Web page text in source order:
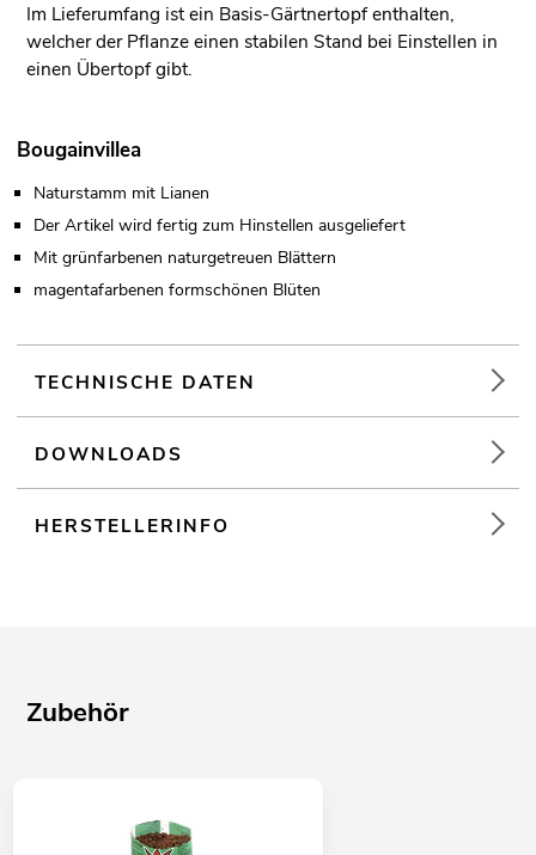
Im Lieferumfang ist ein Basis-Gärtnertopf enthalten,
welcher der Pflanze einen stabilen Stand bei Einstellen in
einen Übertopf gibt.
Bougainvillea
Naturstamm mit Lianen
Der Artikel wird fertig zum Hinstellen ausgeliefert
Mit grünfarbenen naturgetreuen Blättern
magentafarbenen formschönen Blüten
TECHNISCHE DATEN
DOWNLOADS
HERSTELLERINFO
Zubehör